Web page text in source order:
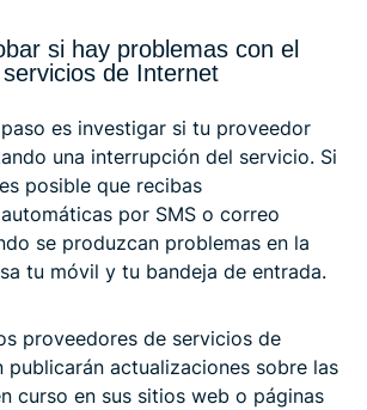
si hay problemas con el
de Internet
es investigar si tu proveedor
una interrupción del servicio. Si
posible que recibas
por SMS o correo
se produzcan problemas en la
tu móvil y tu bandeja de entrada.
proveedores de servicios de
publicarán actualizaciones sobre las
curso en sus sitios web o páginas